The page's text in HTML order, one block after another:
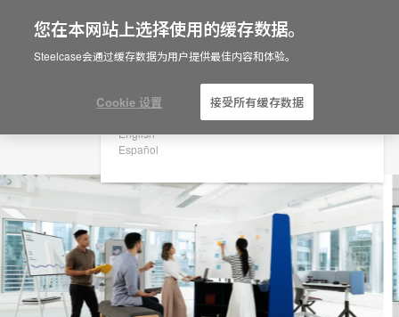
Are you in United States?
English
Español
您在本网站上选择使用的缓存数据。
Steelcase会通过缓存数据为用户提供最佳内容和体验。
Cookie 设置 接受所有缓存数据